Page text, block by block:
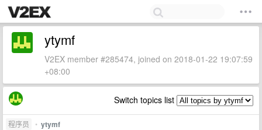
ytymf
V2EX member #285474, joined on 2018-01-22 19:07:59
+08:00
Switch topics list
程序员 • ytymf